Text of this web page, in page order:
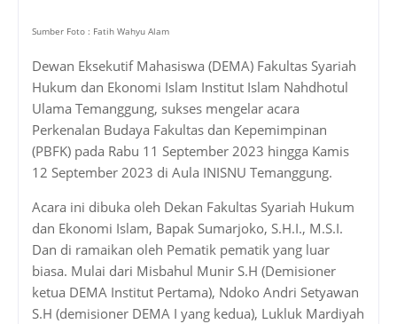
Sumber Foto : Fatih Wahyu Alam
Dewan Eksekutif Mahasiswa (DEMA) Fakultas Syariah
Hukum dan Ekonomi Islam Institut Islam Nahdhotul
Ulama Temanggung, sukses mengelar acara
Perkenalan Budaya Fakultas dan Kepemimpinan
(PBFK) pada Rabu 11 September 2023 hingga Kamis
12 September 2023 di Aula INISNU Temanggung.
Acara ini dibuka oleh Dekan Fakultas Syariah Hukum
dan Ekonomi Islam, Bapak Sumarjoko, S.H.I., M.S.I.
Dan di ramaikan oleh Pematik pematik yang luar
biasa. Mulai dari Misbahul Munir S.H (Demisioner
ketua DEMA Institut Pertama), Ndoko Andri Setyawan
S.H (demisioner DEMA I yang kedua), Lukluk Mardiyah